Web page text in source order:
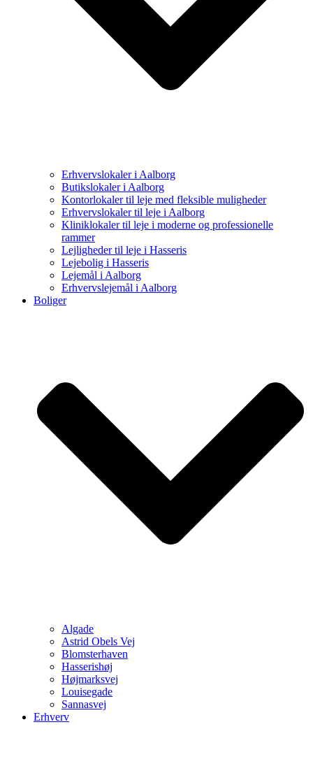
Erhvervslokaler i Aalborg
Butikslokaler i Aalborg
Kontorlokaler til leje med fleksible muligheder
Erhvervslokaler til leje i Aalborg
Kliniklokaler til leje i moderne og professionelle
rammer
Lejligheder til leje i Hasseris
Lejebolig i Hasseris
Lejemål i Aalborg
Erhvervslejemål i Aalborg
Boliger
Algade
Astrid Obels Vej
Blomsterhaven
Hasserishøj
Højmarksvej
Louisegade
Sannasvej
Erhverv